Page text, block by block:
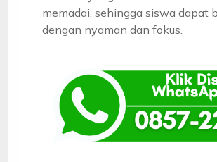
memadai, sehingga siswa dapat
dengan nyaman dan fokus.